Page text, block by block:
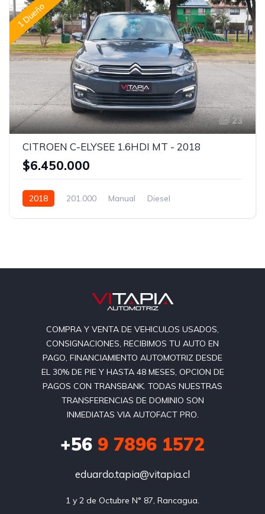
1 Dueño
23
CITROEN C-ELYSEE 1.6HDI MT - 2018
$6.450.000
2018 201.000 Manual Diesel
COMPRA Y VENTA DE VEHICULOS USADOS,
CONSIGNACIONES, RECIBIMOS TU AUTO EN
PAGO, FINANCIAMIENTO AUTOMOTRIZ DESDE
EL 30% DE PIE Y HASTA 48 MESES, OPCION DE
PAGOS CON TRANSBANK. TODAS NUESTRAS
TRANSFERENCIAS DE DOMINIO SON
INMEDIATAS VIA AUTOFACT PRO.
+56 9 7896 1572
eduardo.tapia@vitapia.cl
1 y 2 de Octubre N° 87, Rancagua.